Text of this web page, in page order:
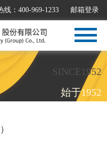
线：400-969-1233 邮箱登录
SINCE1952
始于1952